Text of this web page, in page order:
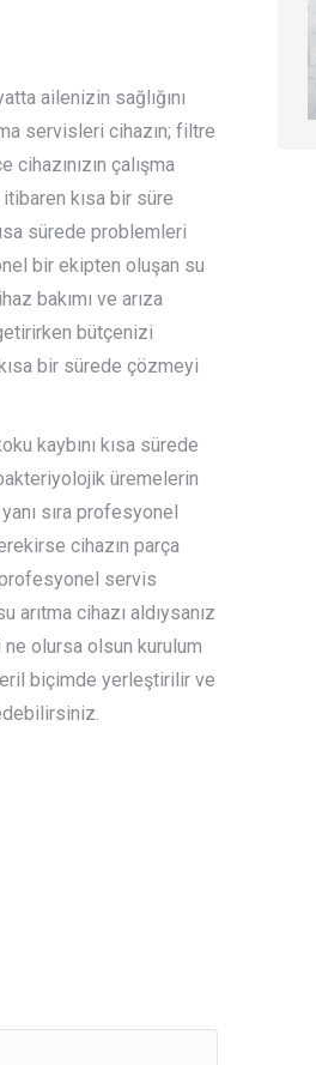
ailenizin sağlığını
servisleri cihazın; filtre
çalışma
kısa bir süre
sürede problemleri
bir ekipten oluşan su
bakımı ve arıza
bütçenizi
bir sürede çözmeyi
kaybını kısa sürede
üremelerin
sıra profesyonel
cihazın parça
servis
arıtma cihazı aldıysanız
olursa olsun kurulum
biçimde yerleştirilir ve